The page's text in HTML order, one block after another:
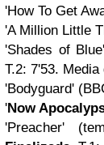
'How To Get
'A Million Little
'Shades of
T.2: 7'53.
'Bodyguard'
'Now
'Preacher'